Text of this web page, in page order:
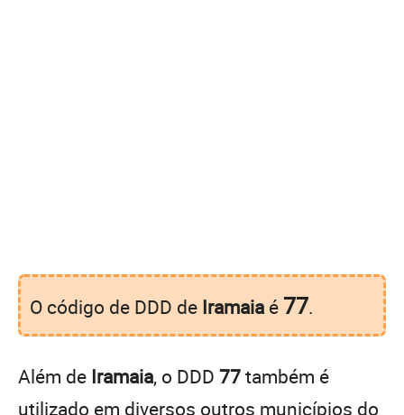
O código de DDD de Iramaia é 77.
Além de Iramaia, o DDD 77também é
utilizado em diversos outros municípios do